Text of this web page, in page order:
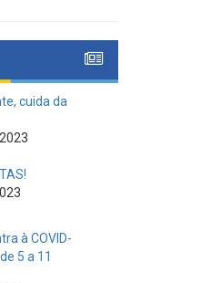
cuida da
à COVID-
5 a 11